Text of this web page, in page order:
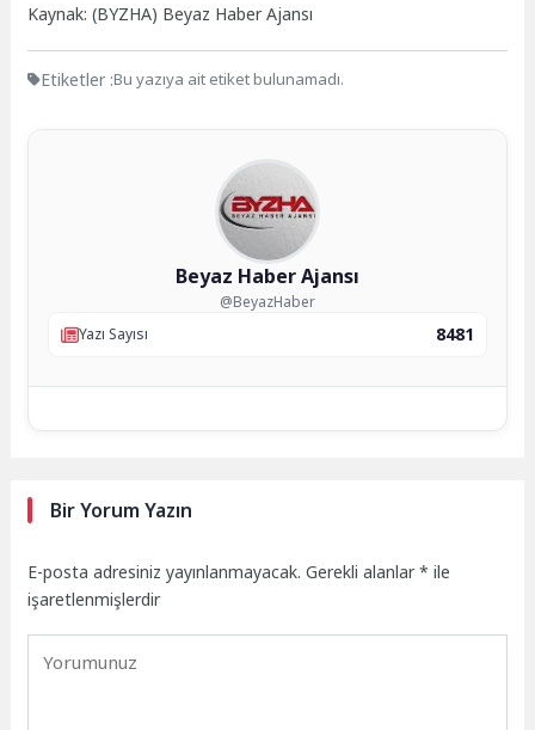
Kaynak: (BYZHA) Beyaz Haber Ajansı
Etiketler :Bu yazıya ait etiket bulunamadı.
Beyaz Haber Ajansı
@BeyazHaber
Yazı Sayısı
8481
Bir Yorum Yazın
E-posta adresiniz yayınlanmayacak. Gerekli alanlar* ile
işaretlenmişlerdir